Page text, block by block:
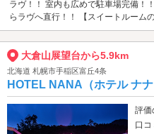
ラヴ！！ 室内も広めで駐車場完備！
らラヴへ直行！！ 【スイートルーム
大倉山展望台から5.9km
北海道 札幌市手稲区富丘4条
HOTEL NANA（ホテル ナナ
評価
口コ